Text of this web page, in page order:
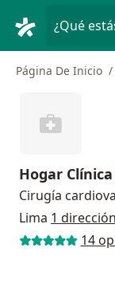
¿Qué
Página De Inicio
Hogar
Cirugía
Lima 1 dirección
14